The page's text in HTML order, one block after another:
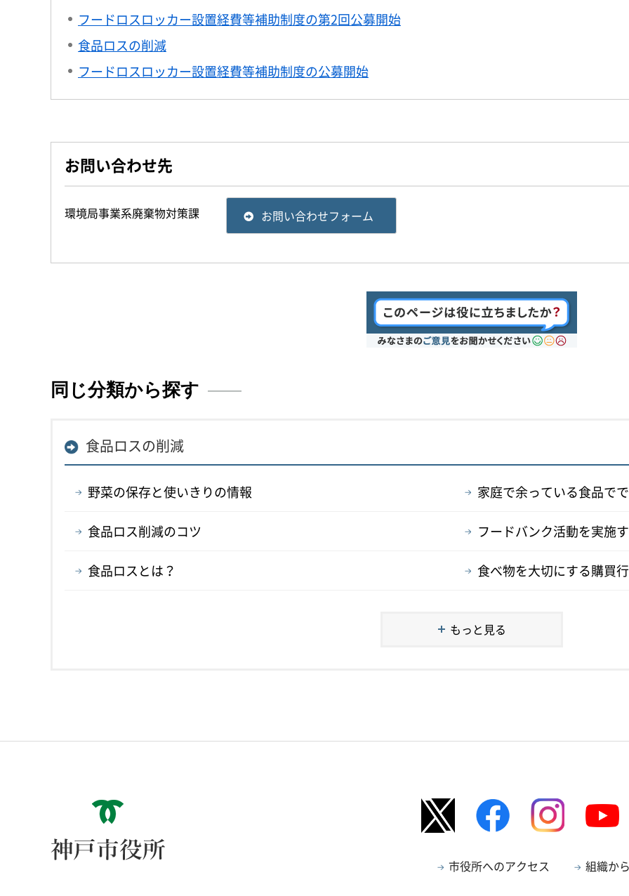
フードロスロッカー設置経費等補助制度の第2回公募開始
食品ロスの削減
フードロスロッカー設置経費等補助制度の公募開始
お問い合わせ先
環境局事業系廃棄物対策課 お問い合わせフォーム
同じ分類から探す
食品ロスの削減
野菜の保存と使いきりの情報 家庭で余っている食品で
食品ロス削減のコツ フードバンク活動を実施
食品ロスとは？ 食べ物を大切にする購買
もっと見る
神戸市役所
市役所へのアクセス 組織か